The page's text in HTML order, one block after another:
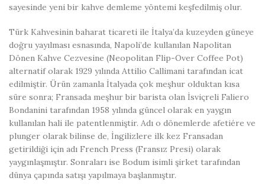
sayesinde yeni bir kahve demleme yöntemi keşfedilmiş olur.
Türk Kahvesinin baharat ticareti ile İtalya’da kuzeyden güneye
doğru yayılması esnasında, Napoli’de kullanılan Napolitan
Dönen Kahve Cezvesine (Neopolitan Flip-Over Coffee Pot)
alternatif olarak 1929 yılında Attilio Callimani tarafından icat
edilmiştir. Ürün zamanla İtalyada çok meşhur olduktan kısa
süre sonra; Fransada meşhur bir barista olan İsviçreli Faliero
Bondanini tarafından 1958 yılında güncel olarak en yaygın
kullanılan hali ile patentlenmiştir. Adı o dönemlerde afetiére ve
plunger olarak bilinse de, İngilizlere ilk kez Fransadan
getirildiği için adı French Press (Fransız Presi) olarak
yaygınlaşmıştır. Sonraları ise Bodum isimli şirket tarafından
dünya çapında satışı yapılmaya başlanmıştır.